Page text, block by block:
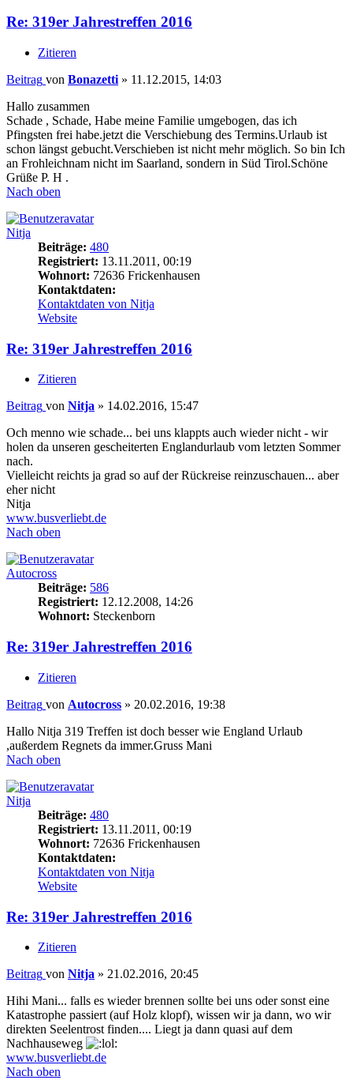
Re: 319er Jahrestreffen 2016
Zitieren
Beitrag von Bonazetti » 11.12.2015, 14:03
Hallo zusammen
Schade , Schade, Habe meine Familie umgebogen, das ich
Pfingsten frei habe.jetzt die Verschiebung des Termins.Urlaub ist
schon längst gebucht.Verschieben ist nicht mehr möglich. So bin Ich
an Frohleichnam nicht im Saarland, sondern in Süd Tirol.Schöne
Grüße P. H .
Nach oben
Nitja
Beiträge: 480
Registriert: 13.11.2011, 00:19
Wohnort: 72636 Frickenhausen
Kontaktdaten:
Kontaktdaten von Nitja
Website
Re: 319er Jahrestreffen 2016
Zitieren
Beitrag von Nitja » 14.02.2016, 15:47
Och menno wie schade... bei uns klappts auch wieder nicht - wir
holen da unseren gescheiterten Englandurlaub vom letzten Sommer
nach.
Vielleicht reichts ja grad so auf der Rückreise reinzuschauen... aber
eher nicht
Nitja
www.busverliebt.de
Nach oben
Autocross
Beiträge: 586
Registriert: 12.12.2008, 14:26
Wohnort: Steckenborn
Re: 319er Jahrestreffen 2016
Zitieren
Beitrag von Autocross » 20.02.2016, 19:38
Hallo Nitja 319 Treffen ist doch besser wie England Urlaub
,außerdem Regnets da immer.Gruss Mani
Nach oben
Nitja
Beiträge: 480
Registriert: 13.11.2011, 00:19
Wohnort: 72636 Frickenhausen
Kontaktdaten:
Kontaktdaten von Nitja
Website
Re: 319er Jahrestreffen 2016
Zitieren
Beitrag von Nitja » 21.02.2016, 20:45
Hihi Mani... falls es wieder brennen sollte bei uns oder sonst eine
Katastrophe passiert (auf Holz klopf), wissen wir ja dann, wo wir
direkten Seelentrost finden.... Liegt ja dann quasi auf dem
Nachhauseweg
www.busverliebt.de
Nach oben